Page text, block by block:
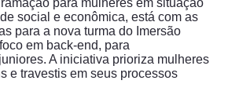
para mulheres em situação
social e econômica, está com as
para a nova turma do Imersão
em back-end, para
A iniciativa prioriza mulheres
e travestis em seus processos